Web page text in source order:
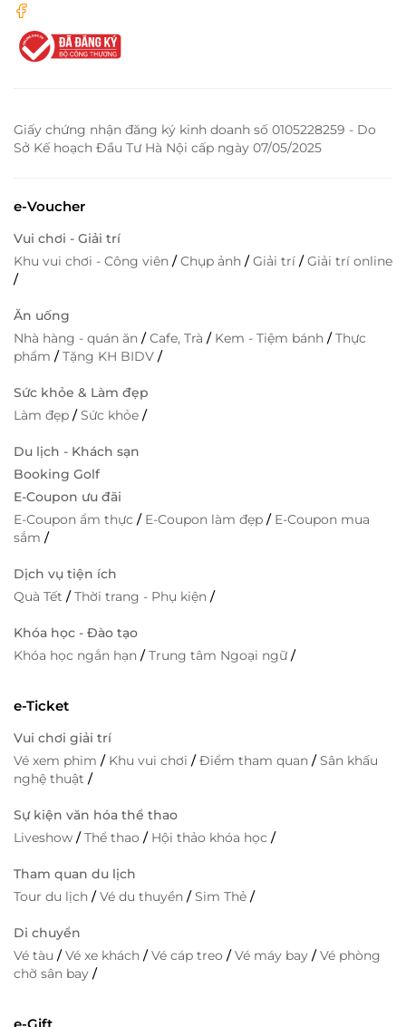
Giấy chứng nhận đăng ký kinh doanh số 0105228259 - Do
Sở Kế hoạch Đầu Tư Hà Nội cấp ngày 07/05/2025
e-Voucher
Vui chơi - Giải trí
Khu vui chơi - Công viên /Chụp ảnh /Giải trí /Giải trí online
/
Ăn uống
Nhà hàng - quán ăn /Cafe, Trà / Kem - Tiệm bánh /Thực
phẩm /Tặng KH BIDV /
Sức khỏe & Làm đẹp
Làm đẹp /Sức khỏe /
Du lịch - Khách sạn
Booking Golf
E-Coupon ưu đãi
E-Coupon ẩm thực / E-Coupon làm đẹp / E-Coupon mua
sắm /
Dịch vụ tiện ích
Quà Tết /Thời trang - Phụ kiện /
Khóa học - Đào tạo
Khóa học ngắn hạn /Trung tâm Ngoại ngữ/
e-Ticket
Vui chơi giải trí
Vé xem phim / Khu vui chơi /Điểm tham quan /Sân khấu
nghệ thuật /
Sự kiện văn hóa thể thao
Liveshow /Thể thao / Hội thảo khóa học /
Tham quan du lịch
Tour du lịch /Vé du thuyền /Sim Thẻ /
Di chuyển
Vé tàu /Vé xe khách /Vé cáp treo /Vé máy bay /Vé phòng
chờ sân bay /